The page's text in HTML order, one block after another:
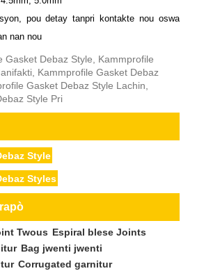
pou detay tanpri kontakte nou oswa
nan nou
Gasket Debaz Style, Kammprofile
Kammprofile Gasket Debaz
Gasket Debaz Style Lachin,
Style Pri
Style
Styles
Twous Espiral blese Joints
Bag jwenti jwenti
Corrugated garnitur